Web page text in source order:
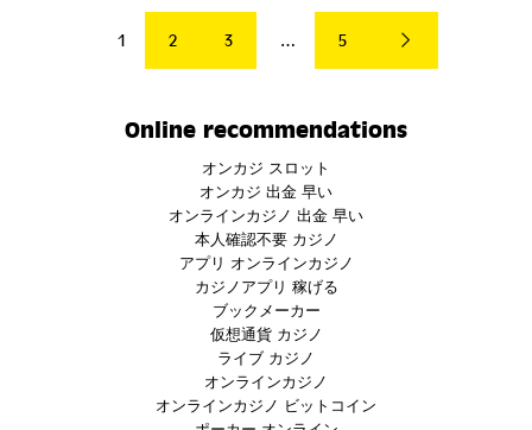
1 2 3 … 5
Online recommendations
オンカジ スロット
オンカジ 出金 早い
オンラインカジノ 出金 早い
本人確認不要 カジノ
アプリ オンラインカジノ
カジノアプリ 稼げる
ブックメーカー
仮想通貨 カジノ
ライブ カジノ
オンラインカジノ
オンラインカジノ ビットコイン